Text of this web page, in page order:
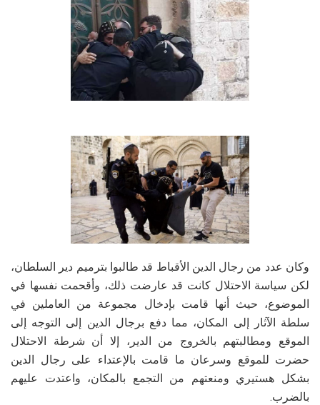
وكان عدد من رجال الدين الأقباط قد طالبوا بترميم دير السلطان،
لكن سياسة الاحتلال كانت قد عارضت ذلك، وأقحمت نفسها في
الموضوع، حيث أنها قامت بإدخال مجموعة من العاملين في
سلطة الآثار إلى المكان، مما دفع برجال الدين إلى التوجه إلى
الموقع ومطالبتهم بالخروج من الدير، إلا أن شرطة الاحتلال
حضرت للموقع وسرعان ما قامت بالإعتداء على رجال الدين
بشكل هستيري ومنعتهم من التجمع بالمكان، واعتدت عليهم
بالضرب.